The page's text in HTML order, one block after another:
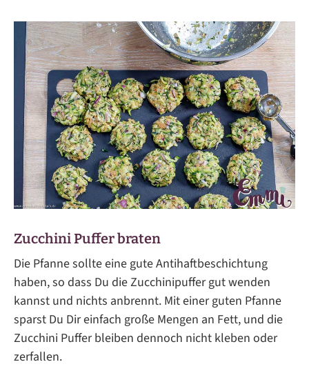
Zucchini Puffer braten
Die Pfanne sollte eine gute Antihaftbeschichtung
haben, so dass Du die Zucchinipuffer gut wenden
kannst und nichts anbrennt. Mit einer guten Pfanne
sparst Du Dir einfach große Mengen an Fett, und die
Zucchini Puffer bleiben dennoch nicht kleben oder
zerfallen.